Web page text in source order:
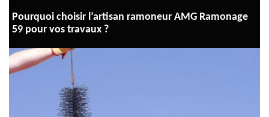
Pourquoi choisir l’artisan ramoneur AMG Ramonage
59 pour vos travaux ?